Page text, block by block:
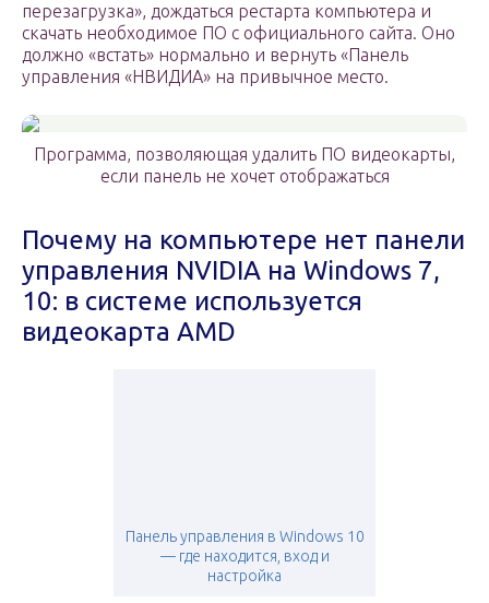
перезагрузка», дождаться рестарта компьютера и
скачать необходимое ПО с официального сайта. Оно
должно «встать» нормально и вернуть «Панель
управления «НВИДИА» на привычное место.
Программа, позволяющая удалить ПО видеокарты,
если панель не хочет отображаться
Почему на компьютере нет панели
управления NVIDIA на Windows 7,
10: в системе используется
видеокарта AMD
Панель управления в Windows 10
— где находится, вход и
настройка